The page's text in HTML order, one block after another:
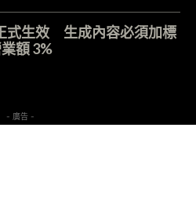
式生效 生成內容必須加標
額 3%
- 廣告 -